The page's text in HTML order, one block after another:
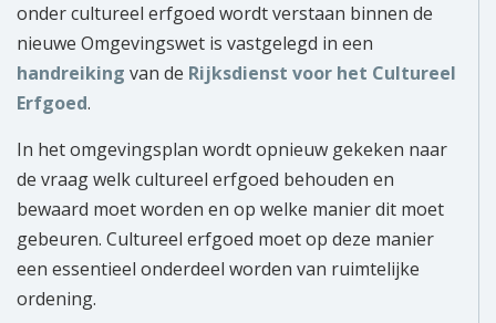
onder cultureel erfgoed wordt verstaan binnen de
nieuwe Omgevingswet is vastgelegd in een
handreiking van de Rijksdienst voor het Cultureel
Erfgoed.
In het omgevingsplan wordt opnieuw gekeken naar
de vraag welk cultureel erfgoed behouden en
bewaard moet worden en op welke manier dit moet
gebeuren. Cultureel erfgoed moet op deze manier
een essentieel onderdeel worden van ruimtelijke
ordening.